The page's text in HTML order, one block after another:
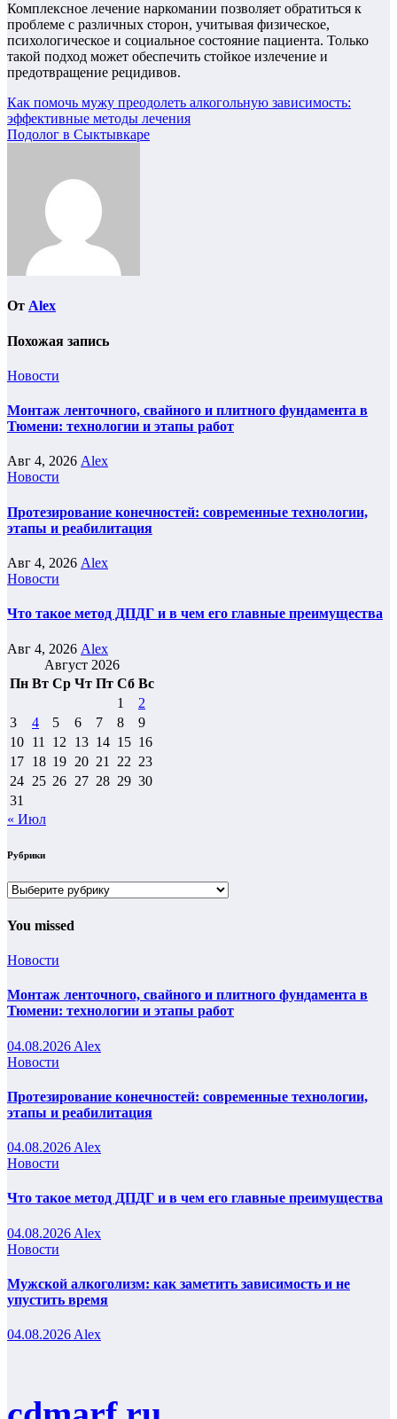
Комплексное лечение наркомании позволяет обратиться к
проблеме с различных сторон, учитывая физическое,
психологическое и социальное состояние пациента. Только
такой подход может обеспечить стойкое излечение и
предотвращение рецидивов.
Навигация
по
Как помочь мужу преодолеть алкогольную зависимость:
эффективные методы лечения
Подолог в Сыктывкаре
От Alex
Похожая запись
Новости
Монтаж ленточного, свайного и плитного фундамента в
Тюмени: технологии и этапы работ
Авг 4, 2026 Alex
Новости
Протезирование конечностей: современные технологии,
этапы и реабилитация
Авг 4, 2026 Alex
Новости
Что такое метод ДПДГ и в чем его главные преимущества
Авг 4, 2026 Alex
Август 2026
Пн Вт Ср Чт Пт Сб Вс
1
2
3
4 5 6 7 8
9
10 11 12 13 14 15 16
17 18 19 20 21 22 23
24 25 26 27 28 29 30
31
« Июл
Рубрики
Рубрики
You missed
Новости
Монтаж ленточного, свайного и плитного фундамента в
Тюмени: технологии и этапы работ
04.08.2026 Alex
Новости
Протезирование конечностей: современные технологии,
этапы и реабилитация
04.08.2026 Alex
Новости
Что такое метод ДПДГ и в чем его главные преимущества
04.08.2026 Alex
Новости
Мужской алкоголизм: как заметить зависимость и не
упустить время
04.08.2026 Alex